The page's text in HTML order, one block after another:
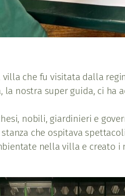
villa che fu visitata dalla
nostra super guida, ci ha
nobili, giardinieri e
che ospitava
nella villa e creato i